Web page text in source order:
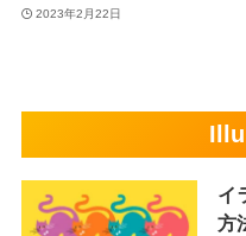
2023年2月22日
イ
方